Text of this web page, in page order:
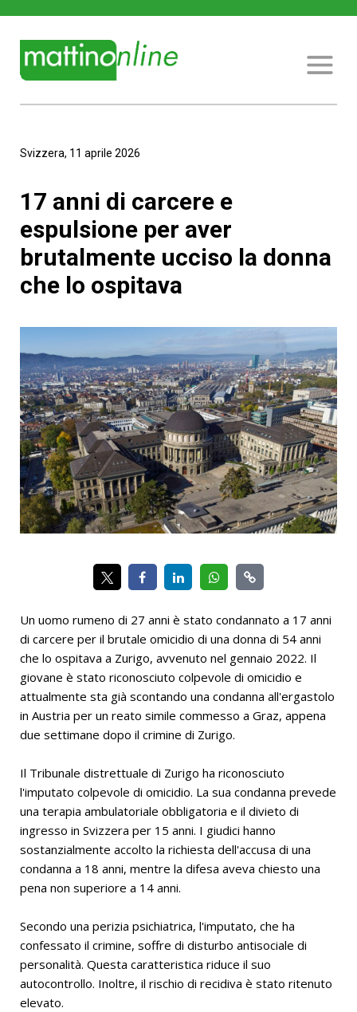
Svizzera, 11 aprile 2026
17 anni di carcere e
espulsione per aver
brutalmente ucciso la donna
che lo ospitava
Un uomo rumeno di 27 anni è stato condannato a 17 anni
di carcere per il brutale omicidio di una donna di 54 anni
che lo ospitava a Zurigo, avvenuto nel gennaio 2022. Il
giovane è stato riconosciuto colpevole di omicidio e
attualmente sta già scontando una condanna all'ergastolo
in Austria per un reato simile commesso a Graz, appena
due settimane dopo il crimine di Zurigo.
Il Tribunale distrettuale di Zurigo ha riconosciuto
l'imputato colpevole di omicidio. La sua condanna prevede
una terapia ambulatoriale obbligatoria e il divieto di
ingresso in Svizzera per 15 anni. I giudici hanno
sostanzialmente accolto la richiesta dell'accusa di una
condanna a 18 anni, mentre la difesa aveva chiesto una
pena non superiore a 14 anni.
Secondo una perizia psichiatrica, l'imputato, che ha
confessato il crimine, soffre di disturbo antisociale di
personalità. Questa caratteristica riduce il suo
autocontrollo. Inoltre, il rischio di recidiva è stato ritenuto
elevato.